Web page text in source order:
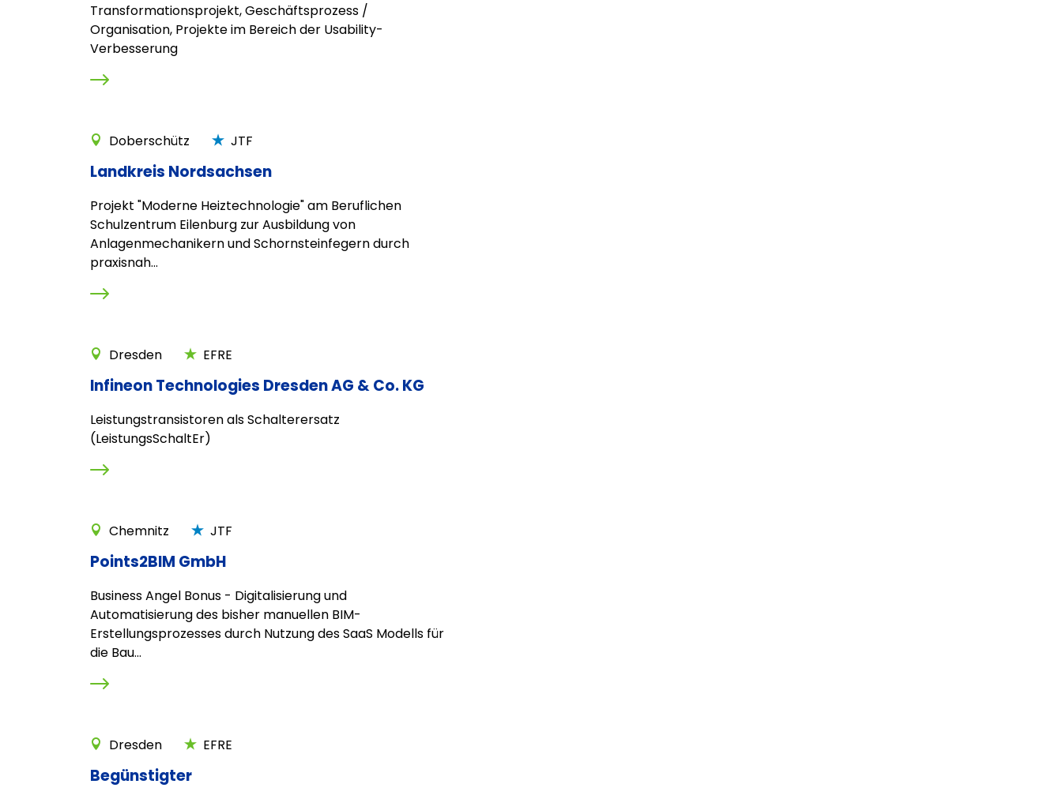
Transformationsprojekt, Geschäftsprozess /
Organisation, Projekte im Bereich der Usability-
Verbesserung
Doberschütz JTF
Landkreis Nordsachsen
Projekt "Moderne Heiztechnologie" am Beruflichen
Schulzentrum Eilenburg zur Ausbildung von
Anlagenmechanikern und Schornsteinfegern durch
praxisnah...
Dresden EFRE
Infineon Technologies Dresden AG & Co. KG
Leistungstransistoren als Schalterersatz
(LeistungsSchaltEr)
Chemnitz JTF
Points2BIM GmbH
Business Angel Bonus - Digitalisierung und
Automatisierung des bisher manuellen BIM-
Erstellungsprozesses durch Nutzung des SaaS Modells für
die Bau...
Dresden EFRE
Begünstigter